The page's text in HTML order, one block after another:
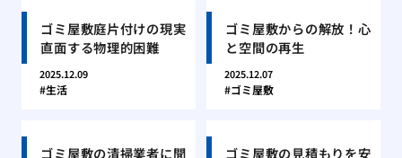
ゴミ屋敷庭片付けの現実
直面する物理的困難
2025.12.09
生活
ゴミ屋敷からの解放！心
と空間の再生
2025.12.07
ゴミ屋敷
ゴミ屋敷の清掃業者に聞 ゴミ屋敷の見積もりを安